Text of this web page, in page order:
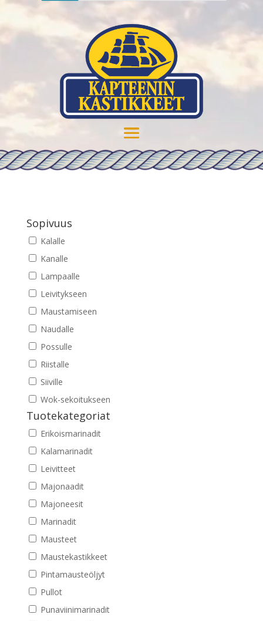
Sopivuus
Kalalle
Kanalle
Lampaalle
Leivitykseen
Maustamiseen
Naudalle
Possulle
Riistalle
Siiville
Wok-sekoitukseen
Tuotekategoriat
Erikoismarinadit
Kalamarinadit
Leivitteet
Majonaadit
Majoneesit
Marinadit
Mausteet
Maustekastikkeet
Pintamausteöljyt
Pullot
Punaviinimarinadit